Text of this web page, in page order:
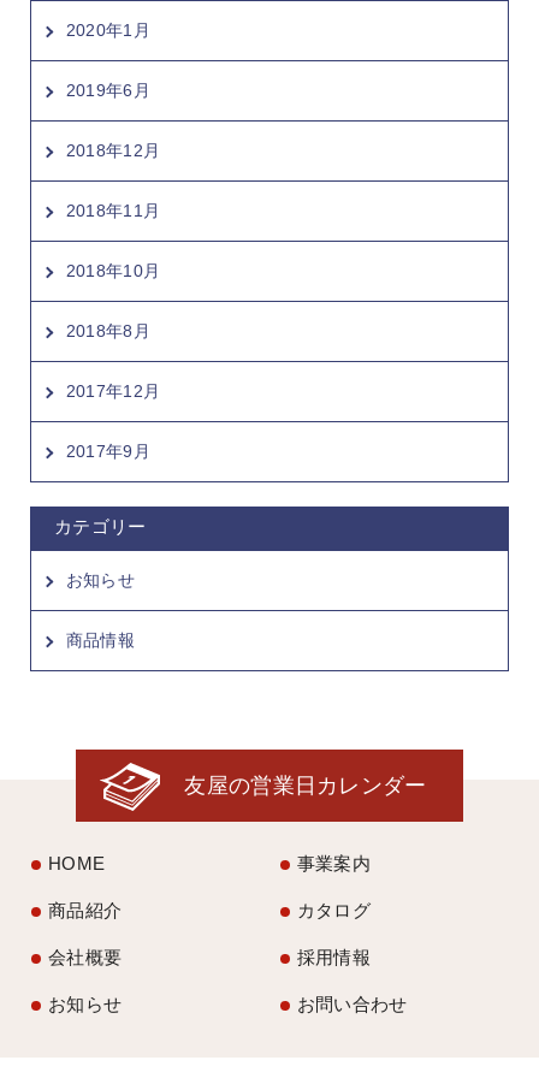
2020年1月
2019年6月
2018年12月
2018年11月
2018年10月
2018年8月
2017年12月
2017年9月
カテゴリー
お知らせ
商品情報
友屋の営業日カレンダー
HOME 事業案内
商品紹介 カタログ
会社概要 採用情報
お知らせ お問い合わせ